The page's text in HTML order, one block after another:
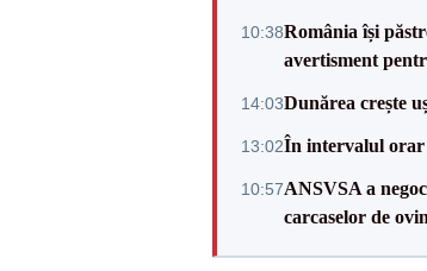
10:38România își
avertisment
14:03Dunărea crește
13:02În intervalul orar
10:57ANSVSA a
carcaselor de